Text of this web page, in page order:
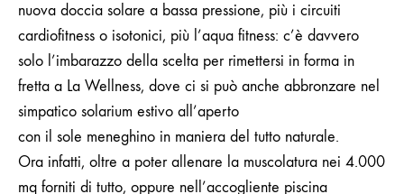
LA
FORMA
SOGNI
nuova doccia solare a bassa pressione, più i circuiti
cardiofitness o isotonici, più l’aqua fitness: c’è davvero
solo l’imbarazzo della scelta per rimettersi in forma in
fretta a La Wellness, dove ci si può anche abbronzare nel
simpatico solarium estivo all’aperto
con il sole meneghino in maniera del tutto naturale.
Ora infatti, oltre a poter allenare la muscolatura nei 4.000
mq forniti di tutto, oppure nell’accogliente piscina